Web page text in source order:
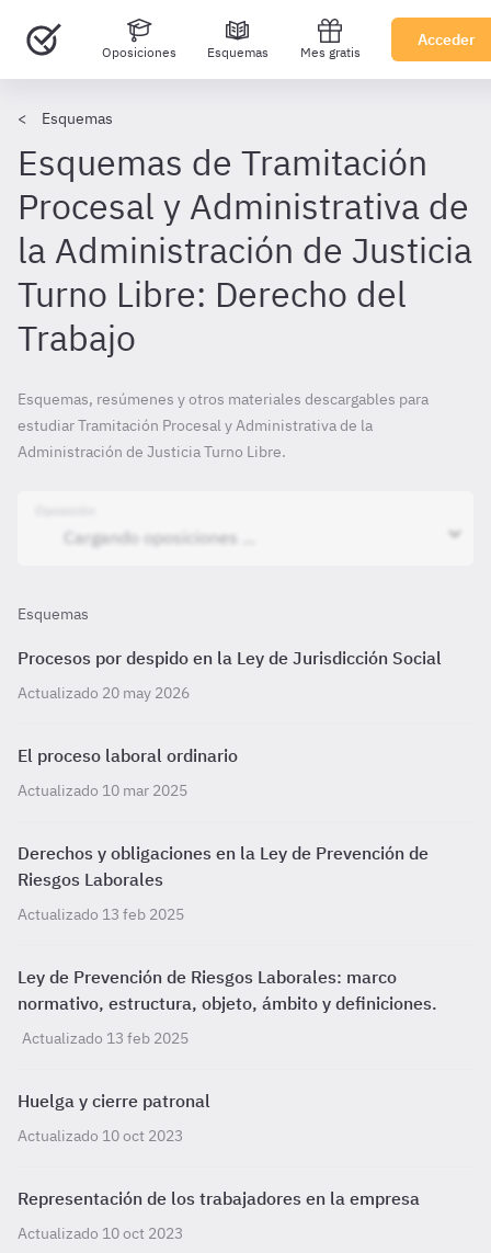
Oposiciones Esquemas Mes gratis
Acceder
Esquemas
Esquemas de Tramitación
Procesal y Administrativa de
la Administración de Justicia
Turno Libre: Derecho del
Trabajo
Esquemas, resúmenes y otros materiales descargables para
estudiar Tramitación Procesal y Administrativa de la
Administración de Justicia Turno Libre.
Esquemas
Procesos por despido en la Ley de Jurisdicción Social
Actualizado 20 may 2026
El proceso laboral ordinario
Actualizado 10 mar 2025
Derechos y obligaciones en la Ley de Prevención de
Riesgos Laborales
Actualizado 13 feb 2025
Ley de Prevención de Riesgos Laborales: marco
normativo, estructura, objeto, ámbito y definiciones.
Actualizado 13 feb 2025
Huelga y cierre patronal
Actualizado 10 oct 2023
Representación de los trabajadores en la empresa
Actualizado 10 oct 2023